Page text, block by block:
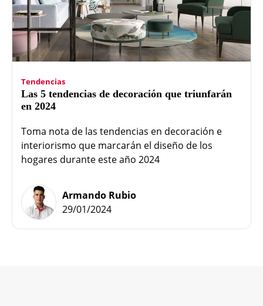
Tendencias
Las 5 tendencias de decoración que triunfarán
en 2024
Toma nota de las tendencias en decoración e
interiorismo que marcarán el diseño de los
hogares durante este año 2024
Armando Rubio
29/01/2024